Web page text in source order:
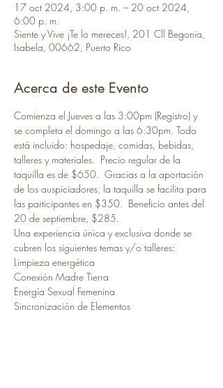
17 oct 2024, 3:00 p. m. – 20 oct 2024,
6:00 p. m.
Siente y Vive ¡Te lo mereces!, 201 Cll Begonia,
Isabela, 00662, Puerto Rico
Acerca de este Evento
Comienza el Jueves a las 3:00pm (Registro) y
se completa el domingo a las 6:30pm. Todo
está incluido: hospedaje, comidas, bebidas,
talleres y materiales.  Precio regular de la
taquilla es de $650.  Gracias a la aportación
de los auspiciadores, la taquilla se facilita para
las participantes en $350.  Beneficio antes del
20 de septiembre, $285.
Una experiencia única y exclusiva donde se
cubren los siguientes temas y/o talleres:
Limpieza energética
Conexión Madre Tierra
Energía Sexual Femenina
Sincronización de Elementos